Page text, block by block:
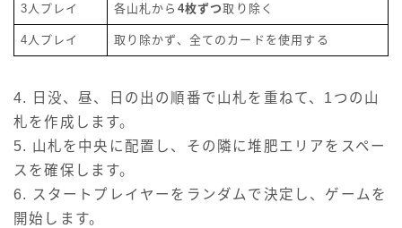
3人プレイ 各山札から 4枚ずつ取り除く
4人プレイ 取り除かず、全てのカードを使用する
4. 日没、昼、日の出の順番で山札を重ねて、1つの山
札を作成します。
5. 山札を中央に配置し、その隣に堆肥エリアをスペー
スを確保します。
6. スタートプレイヤーをランダムで決定し、ゲームを
開始します。